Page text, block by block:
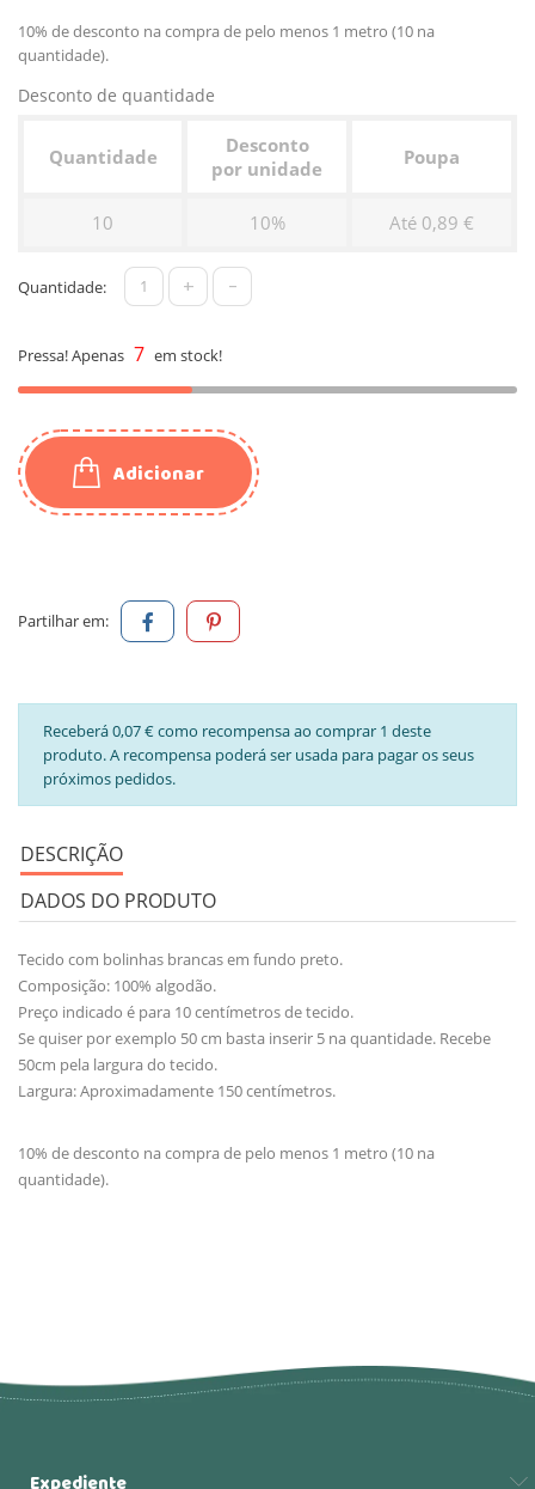
10% de desconto na compra de pelo menos 1 metro (10 na
quantidade).
Desconto de quantidade
Quantidade
Desconto
por unidade
Poupa
10 10% Até 0,89 €
Quantidade: + -
Pressa! Apenas 7 em stock!
Adicionar
Partilhar em:
Receberá 0,07 € como recompensa ao comprar 1 deste
produto. A recompensa poderá ser usada para pagar os seus
próximos pedidos.
DESCRIÇÃO
DADOS DO PRODUTO
Tecido com bolinhas brancas em fundo preto.
Composição: 100% algodão.
Preço indicado é para 10 centímetros de tecido.
Se quiser por exemplo 50 cm basta inserir 5 na quantidade. Recebe
50cm pela largura do tecido.
Largura: Aproximadamente 150 centímetros.
10% de desconto na compra de pelo menos 1 metro (10 na
quantidade).